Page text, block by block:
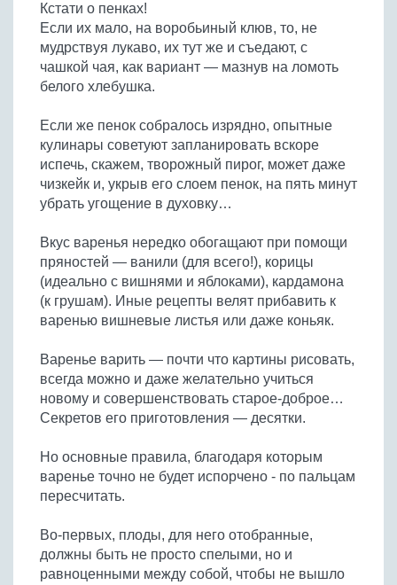
Кстати о пенках!
Если их мало, на воробьиный клюв, то, не
мудрствуя лукаво, их тут же и съедают, с
чашкой чая, как вариант — мазнув на ломоть
белого хлебушка.
Если же пенок собралось изрядно, опытные
кулинары советуют запланировать вскоре
испечь, скажем, творожный пирог, может даже
чизкейк и, укрыв его слоем пенок, на пять минут
убрать угощение в духовку…
Вкус варенья нередко обогащают при помощи
пряностей — ванили (для всего!), корицы
(идеально с вишнями и яблоками), кардамона
(к грушам). Иные рецепты велят прибавить к
варенью вишневые листья или даже коньяк.
Варенье варить — почти что картины рисовать,
всегда можно и даже желательно учиться
новому и совершенствовать старое-доброе…
Секретов его приготовления — десятки.
Но основные правила, благодаря которым
варенье точно не будет испорчено - по пальцам
пересчитать.
Во-первых, плоды, для него отобранные,
должны быть не просто спелыми, но и
равноценными между собой, чтобы не вышло